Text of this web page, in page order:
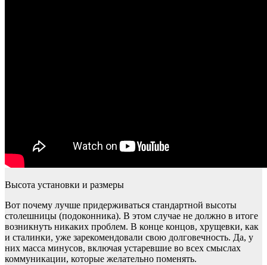
Высота установки и размеры
Вот почему лучше придерживаться стандартной высоты
столешницы (подоконника). В этом случае не должно в итоге
возникнуть никаких проблем. В конце концов, хрущевки, как
и сталинки, уже зарекомендовали свою долговечность. Да, у
них масса минусов, включая устаревшие во всех смыслах
коммуникации, которые желательно поменять.